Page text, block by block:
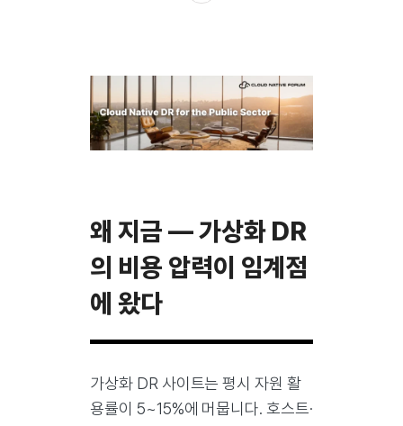
왜 지금 — 가상화 DR
의 비용 압력이 임계점
에 왔다
가상화 DR 사이트는 평시 자원 활
용률이 5~15%에 머뭅니다. 호스트·